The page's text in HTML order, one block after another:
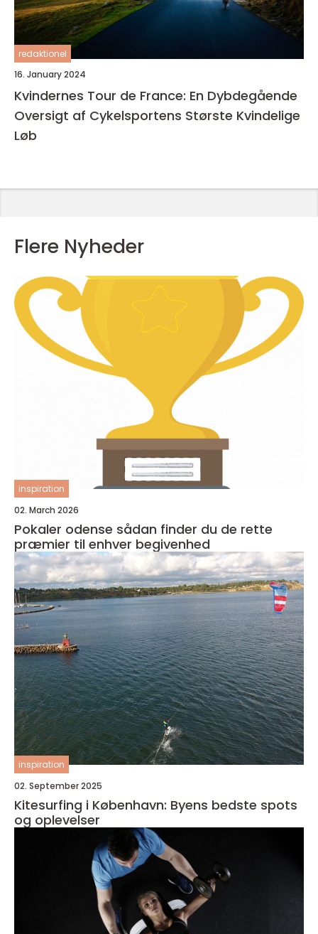
redaktionel
16. January 2024
Kvindernes Tour de France: En Dybdegående
Oversigt af Cykelsportens Største Kvindelige
Løb
Flere Nyheder
inspiration
02. March 2026
Pokaler odense sådan finder du de rette
præmier til enhver begivenhed
inspiration
02. September 2025
Kitesurfing i København: Byens bedste spots
og oplevelser